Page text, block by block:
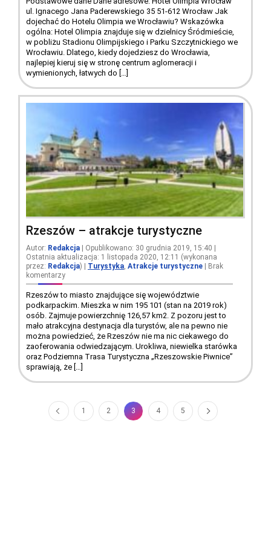
ul. Ignacego Jana Paderewskiego 35 51-612 Wrocław Jak
dojechać do Hotelu Olimpia we Wrocławiu? Wskazówka
ogólna: Hotel Olimpia znajduje się w dzielnicy Śródmieście,
w pobliżu Stadionu Olimpijskiego i Parku Szczytnickiego we
Wrocławiu. Dlatego, kiedy dojedziesz do Wrocławia,
najlepiej kieruj się w stronę centrum aglomeracji i
wymienionych, łatwych do […]
Rzeszów – atrakcje turystyczne
Autor: Redakcja | Opublikowano: 30 grudnia 2019, 15:40 |
Ostatnia aktualizacja: 1 listopada 2020, 12:11 (wykonana
przez: Redakcja) | Turystyka Atrakcje turystyczne | Brak
komentarzy
Rzeszów to miasto znajdujące się województwie
podkarpackim. Mieszka w nim 195 101 (stan na 2019 rok)
osób. Zajmuje powierzchnię 126,57 km2. Z pozoru jest to
mało atrakcyjna destynacja dla turystów, ale na pewno nie
można powiedzieć, że Rzeszów nie ma nic ciekawego do
zaoferowania odwiedzającym. Urokliwa, niewielka starówka
oraz Podziemna Trasa Turystyczna „Rzeszowskie Piwnice”
sprawiają, że […]
1 2 3 4 5